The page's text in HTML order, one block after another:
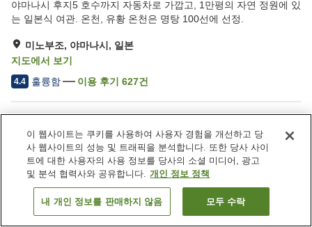
야마나시 후지5 호수까지 자동차로 가깝고, 1만평의 자연 정원에 있
는 일본식 여관. 온천, 유황 온천은 명탕 100선에 선정.
미노부조, 야마나시, 일본
지도에서 보기
4.4 훌륭함 이용 후기 627건
주차장
역에서 도보 5분
사우나
스파 / 미용실
객실 보기
이 웹사이트는 쿠키를 사용하여 사용자 경험을 개선하고 당
사 웹사이트의 성능 및 트래픽을 분석합니다. 또한 당사 사이
트에 대한 사용자의 사용 정보를 당사의 소셜 미디어, 광고
및 분석 협력사와 공유합니다. 개인 정보 정책
내 개인 정보를 판매하지 않음 모두 수락